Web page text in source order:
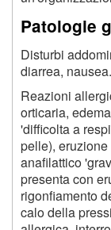
Patologie
Disturbi
diarrea, nausea.
Reazioni
orticaria,
'difficolta a
pelle),
anafilattico
presenta con
rigonfiamento
calo della